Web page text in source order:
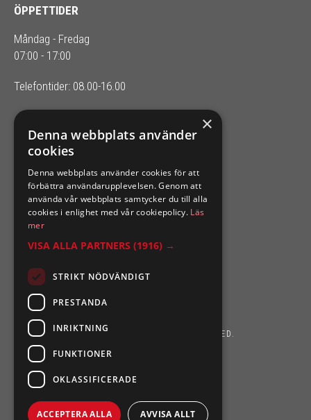
ÖPPETTIDER
Måndag - Fredag
07:00 - 17:00
Telefontider: 08.00-16.00
SIXTEN NILSSONS
Organisationsnummer 556164-2652
SIXTEN NILSSONS 2026. ALL RIGHTS RESERVED.
POWERED BY EMPORI CMS
×
Denna webbplats använder
cookies
Denna webbplats använder cookies för att
förbättra användarupplevelsen. Genom att
använda vår webbplats samtycker du till alla
cookies i enlighet med vår cookiepolicy. Läs
mer
VISA ALLA PARTNERS (1916) →
STRIKT NÖDVÄNDIGT
PRESTANDA
INRIKTNING
FUNKTIONER
OKLASSIFICERADE
ACCEPTERA ALLA AVVISA ALLT